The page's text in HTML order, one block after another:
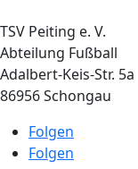
TSV Peiting e. V.
Abteilung Fußball
Adalbert-Keis-Str. 5a
86956 Schongau
Folgen
Folgen